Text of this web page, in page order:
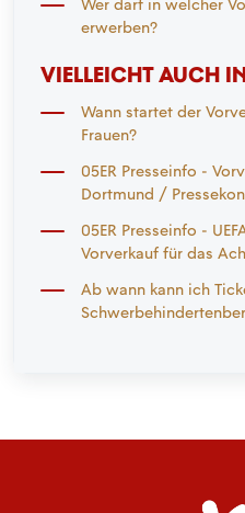
erwerben?
VIELLEICHT AUCH
Wann startet der
Frauen?
05ER Presseinfo -
Dortmund /
05ER Presseinfo -
Vorverkauf für das
Vorverkauf für das
Ab wann kann ich